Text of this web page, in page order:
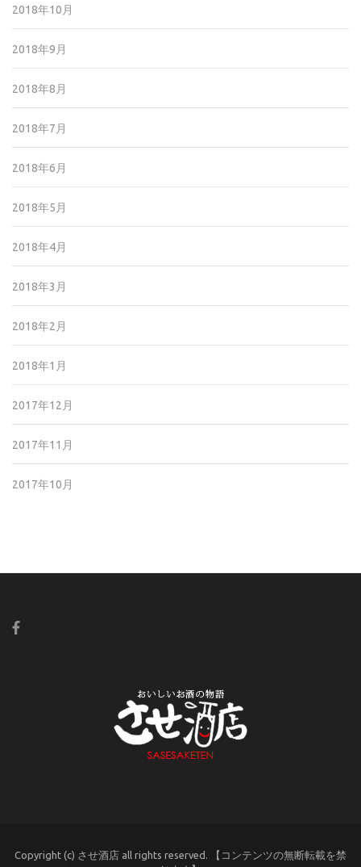
2018年10月
2018年9月
2018年8月
2018年7月
2018年6月
2018年5月
2018年4月
2018年3月
2018年2月
2018年1月
2017年12月
2017年11月
2017年10月
Copyright (c) させ酒店 all rights reserved. 【コンテンツの無断転載を禁